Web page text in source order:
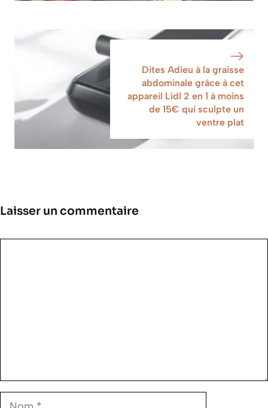
Dites Adieu à la graisse
abdominale grâce à cet
appareil Lidl 2 en 1 à moins
de 15€ qui sculpte un
ventre plat
Laisser un commentaire
Nom